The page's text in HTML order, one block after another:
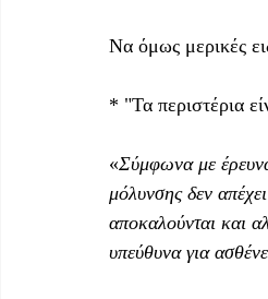
Να όμως μερικές
* "Τα περιστέρια
«Σύμφωνα με
μόλυνσης δεν
αποκαλούνται και
υπεύθυνα για